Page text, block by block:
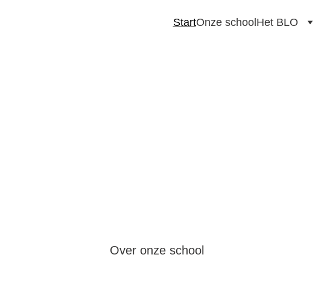
StartOnze school Het BLO
Over onze school